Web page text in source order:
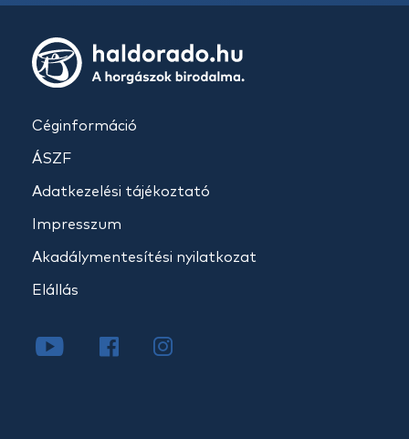
Céginformáció
ÁSZF
Adatkezelési tájékoztató
Impresszum
Akadálymentesítési nyilatkozat
Elállás